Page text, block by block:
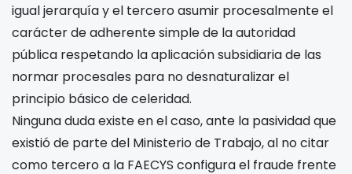
igual jerarquía y el tercero asumir procesalmente el
carácter de adherente simple de la autoridad
pública respetando la aplicación subsidiaria de las
normar procesales para no desnaturalizar el
principio básico de celeridad.
Ninguna duda existe en el caso, ante la pasividad que
existió de parte del Ministerio de Trabajo, al no citar
como tercero a la FAECYS configura el fraude frente